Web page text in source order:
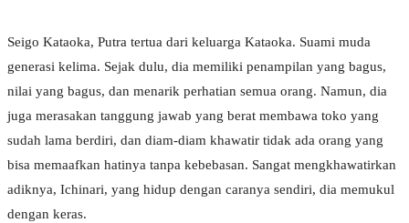
Seigo Kataoka, Putra tertua dari keluarga Kataoka. Suami muda
generasi kelima. Sejak dulu, dia memiliki penampilan yang bagus,
nilai yang bagus, dan menarik perhatian semua orang. Namun, dia
juga merasakan tanggung jawab yang berat membawa toko yang
sudah lama berdiri, dan diam-diam khawatir tidak ada orang yang
bisa memaafkan hatinya tanpa kebebasan. Sangat mengkhawatirkan
adiknya, Ichinari, yang hidup dengan caranya sendiri, dia memukul
dengan keras.